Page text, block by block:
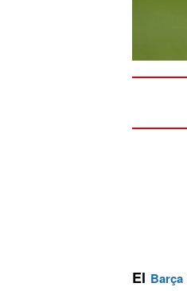
El Barça